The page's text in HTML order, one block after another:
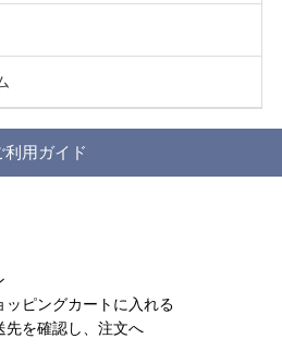
利用ガイド
ピングカートに入れる
を確認し、注文へ